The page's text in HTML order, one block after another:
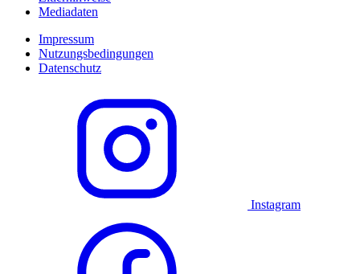
Mediadaten
Impressum
Nutzungsbedingungen
Datenschutz
Instagram